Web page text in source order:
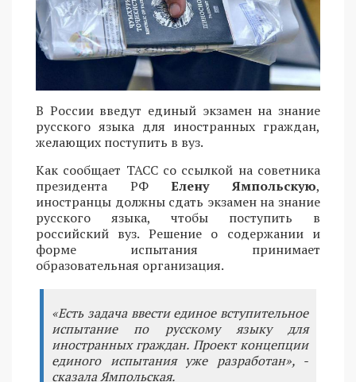
В России введут единый экзамен на знание
русского языка для иностранных граждан,
желающих поступить в вуз.
Как сообщает ТАСС со ссылкой на советника
президента РФЕлену Ямпольскую,
иностранцы должны сдать экзамен на знание
русского языка, чтобы поступить в
российский вуз. Решение о содержании и
форме испытания принимает
образовательная организация.
«Есть задача ввести единое вступительное
испытание по русскому языку для
иностранных граждан. Проект концепции
единого испытания уже разработан», -
сказала Ямпольская.